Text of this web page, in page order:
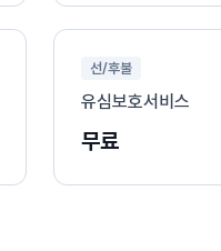
선/후불
유심보호서비스
무료